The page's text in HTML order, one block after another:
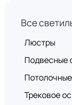
Все
Люстры
Подвесные
Трековое